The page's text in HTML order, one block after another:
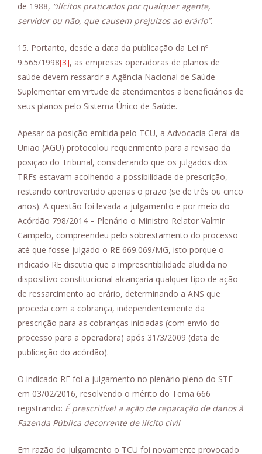
de 1988, “ilícitos praticados por qualquer agente,
servidor ou não, que causem prejuízos ao erário”.
15. Portanto, desde a data da publicação da Lei nº
9.565/1998[3], as empresas operadoras de planos de
saúde devem ressarcir a Agência Nacional de Saúde
Suplementar em virtude de atendimentos a beneficiários de
seus planos pelo Sistema Único de Saúde.
Apesar da posição emitida pelo TCU, a Advocacia Geral da
União (AGU) protocolou requerimento para a revisão da
posição do Tribunal, considerando que os julgados dos
TRFs estavam acolhendo a possibilidade de prescrição,
restando controvertido apenas o prazo (se de três ou cinco
anos). A questão foi levada a julgamento e por meio do
Acórdão 798/2014 – Plenário o Ministro Relator Valmir
Campelo, compreendeu pelo sobrestamento do processo
até que fosse julgado o RE 669.069/MG, isto porque o
indicado RE discutia que a imprescritibilidade aludida no
dispositivo constitucional alcançaria qualquer tipo de ação
de ressarcimento ao erário, determinando a ANS que
proceda com a cobrança, independentemente da
prescrição para as cobranças iniciadas (com envio do
processo para a operadora) após 31/3/2009 (data de
publicação do acórdão).
O indicado RE foi a julgamento no plenário pleno do STF
em 03/02/2016, resolvendo o mérito do Tema 666
registrando: É prescritível a ação de reparação de danos à
Fazenda Pública decorrente de ilícito civil
Em razão do julgamento o TCU foi novamente provocado